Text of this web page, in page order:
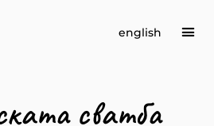
english
сватба